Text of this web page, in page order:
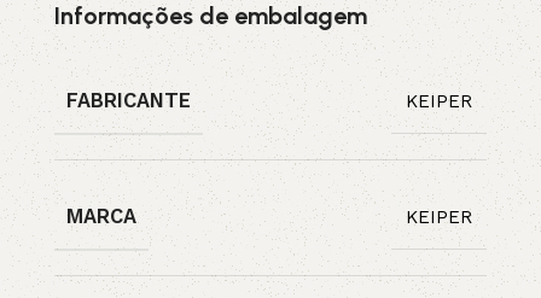
Informações de embalagem
FABRICANTE KEIPER
MARCA KEIPER